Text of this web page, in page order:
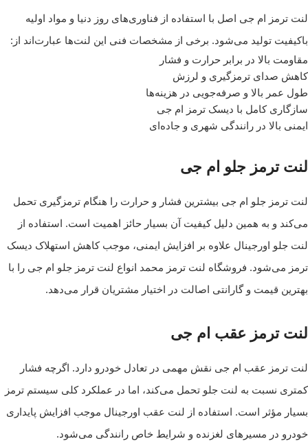
لنت ترمز ام جی اصل با استفاده از فناوری‌های روز دنیا و مواد اولیه
باکیفیت تولید می‌شود. برخی از مشخصات فنی این لنت‌ها عبارت‌اند از:
مقاومت بالا در برابر حرارت و فشار
کاهش صدای ترمزگیری و لرزش
طول عمر بالا و صرفه‌جویی در هزینه‌ها
سازگاری کامل با دیسک ترمز ام جی
ایمنی بالا در رانندگی شهری و جاده‌ای
لنت ترمز جلو ام جی
لنت ترمز جلو ام جی بیشترین فشار و حرارت را هنگام ترمزگیری تحمل
می‌کند و به همین دلیل کیفیت آن بسیار حائز اهمیت است. استفاده از
لنت جلو اورجینال علاوه بر افزایش ایمنی، موجب کاهش استهلاک دیسک
ترمز می‌شود. فروشگاه لنت ترمز محمد انواع لنت ترمز جلو ام جی را با
بهترین قیمت و گارانتی اصالت در اختیار مشتریان قرار می‌دهد.
لنت ترمز عقب ام جی
لنت ترمز عقب ام جی نقش مهمی در تعادل خودرو دارد. اگرچه فشار
کمتری نسبت به لنت جلو تحمل می‌کند، اما در عملکرد کلی سیستم ترمز
بسیار مؤثر است. استفاده از لنت عقب اورجینال موجب افزایش پایداری
خودرو در مسیرهای لغزنده و شرایط خاص رانندگی می‌شود.